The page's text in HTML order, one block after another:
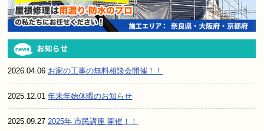
2026.04.06 お家の工事の無料相談会開催！！
2025.12.01年末年始休暇のお知らせ
2025.09.27 2025年 市民講座 開催！！